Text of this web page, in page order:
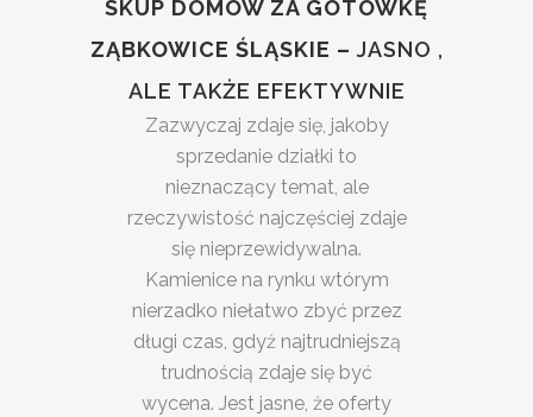
SKUP DOMÓW ZA GOTÓWKĘ
ZĄBKOWICE ŚLĄSKIE – JASNO ,
ALE TAKŻE EFEKTYWNIE
Zazwyczaj zdaje się, jakoby
sprzedanie działki to
nieznaczący temat, ale
rzeczywistość najczęściej zdaje
się nieprzewidywalna.
Kamienice na rynku wtórym
nierzadko niełatwo zbyć przez
długi czas, gdyż najtrudniejszą
trudnością zdaje się być
wycena. Jest jasne, że oferty